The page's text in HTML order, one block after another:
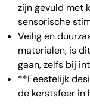
zijn gevuld met
sensorische
Veilig en
materialen, is
gaan, zelfs bij
**Feestelijk
de kerstsfeer in